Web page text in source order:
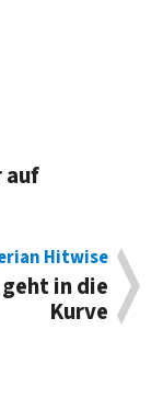
auf
Hitwise
in die
Kurve